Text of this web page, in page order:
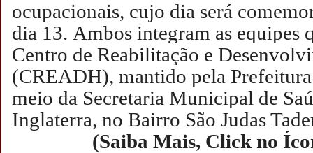
ocupacionais, cujo dia será
dia 13. Ambos integram as equipes
Centro de Reabilitação e
(CREADH), mantido pela
meio da Secretaria Municipal de
Inglaterra, no Bairro São Judas
(Saiba Mais, Click no